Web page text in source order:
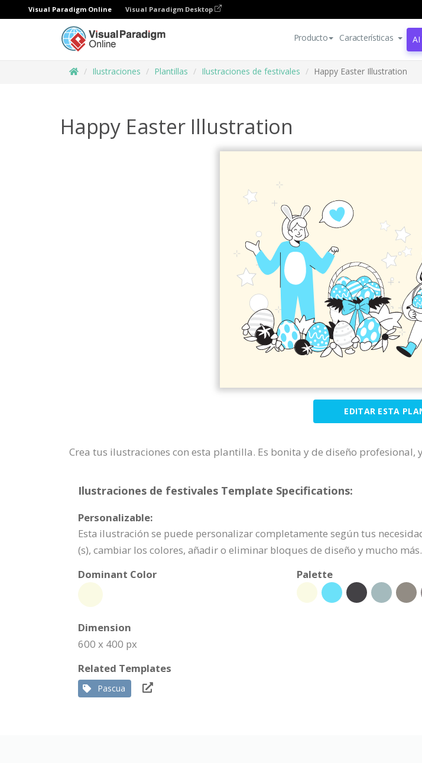
Visual Paradigm Online Visual Paradigm Desktop
Producto Características
Ilustraciones Plantillas Ilustraciones de festivales Happy Easter Illustration
Happy Easter Illustration
EDITAR ESTA
Crea tus ilustraciones con esta plantilla. Es bonita y de diseño profesional,
Ilustraciones de festivales Template Specifications:
Personalizable:
Esta ilustración se puede personalizar completamente según tus
(s), cambiar los colores, añadir o eliminar bloques de diseño y mucho más.
Dominant Color
Palette
Dimension
600 x 400 px
Related Templates
Pascua